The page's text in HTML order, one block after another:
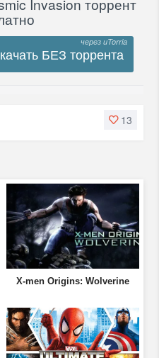
Invasion торрент
БЕЗ торрента
13
X-men Origins: Wolverine